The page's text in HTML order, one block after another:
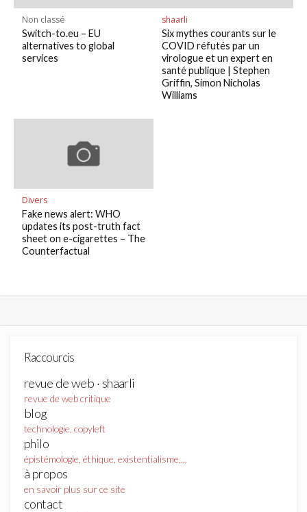
Non classé
Switch-to.eu – EU
alternatives to global
services
shaarli
Six mythes courants sur le
COVID réfutés par un
virologue et un expert en
santé publique | Stephen
Griffin, Simon Nicholas
Williams
Divers
Fake news alert: WHO
updates its post-truth fact
sheet on e-cigarettes – The
Counterfactual
Raccourcis
revue de web · shaarli
revue de web critique
blog
technologie, copyleft
philo
épistémologie, éthique, existentialisme,...
à propos
en savoir plus sur ce site
contact